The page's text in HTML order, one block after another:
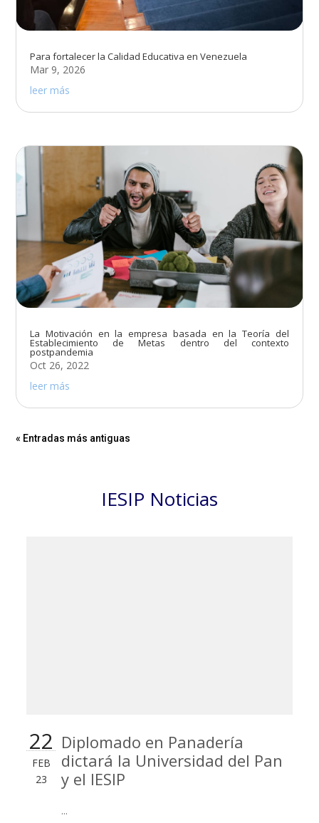
Para fortalecer la Calidad Educativa en Venezuela
Mar 9, 2026
leer más
La Motivación en la empresa basada en la Teoría del
Establecimiento de Metas dentro del contexto
postpandemia
Oct 26, 2022
leer más
« Entradas más antiguas
IESIP Noticias
22
FEB
23
Diplomado en Panadería
dictará la Universidad del Pan
y el IESIP
...